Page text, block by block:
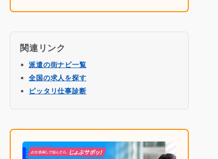
関連リンク
派遣の街ナビ一覧
全国の求人を探す
ピッタリ仕事診断